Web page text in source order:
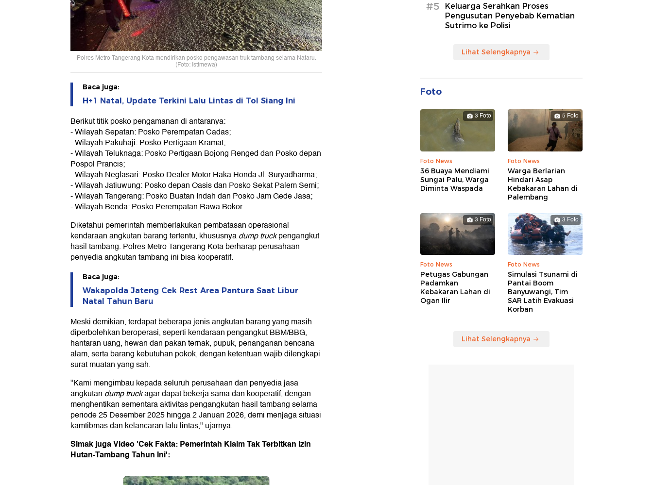
Polres Metro Tangerang Kota mendirikan posko pengawasan truk tambang selama Nataru.
(Foto: Istimewa)
Baca juga:
H+1 Natal, Update Terkini Lalu Lintas di Tol Siang Ini
Berikut titik posko pengamanan di antaranya:
- Wilayah Sepatan: Posko Perempatan Cadas;
- Wilayah Pakuhaji: Posko Pertigaan Kramat;
- Wilayah Teluknaga: Posko Pertigaan Bojong Renged dan Posko depan
Pospol Prancis;
- Wilayah Neglasari: Posko Dealer Motor Haka Honda Jl. Suryadharma;
- Wilayah Jatiuwung: Posko depan Oasis dan Posko Sekat Palem Semi;
- Wilayah Tangerang: Posko Buatan Indah dan Posko Jam Gede Jasa;
- Wilayah Benda: Posko Perempatan Rawa Bokor
Diketahui pemerintah memberlakukan pembatasan operasional
kendaraan angkutan barang tertentu, khususnyadump truckpengangkut
hasil tambang. Polres Metro Tangerang Kota berharap perusahaan
penyedia angkutan tambang ini bisa kooperatif.
Baca juga:
Wakapolda Jateng Cek Rest Area Pantura Saat Libur
Natal Tahun Baru
Meski demikian, terdapat beberapa jenis angkutan barang yang masih
diperbolehkan beroperasi, seperti kendaraan pengangkut BBM/BBG,
hantaran uang, hewan dan pakan ternak, pupuk, penanganan bencana
alam, serta barang kebutuhan pokok, dengan ketentuan wajib dilengkapi
surat muatan yang sah.
"Kami mengimbau kepada seluruh perusahaan dan penyedia jasa
angkutan dump truckagar dapat bekerja sama dan kooperatif, dengan
menghentikan sementara aktivitas pengangkutan hasil tambang selama
periode 25 Desember 2025 hingga 2 Januari 2026, demi menjaga situasi
kamtibmas dan kelancaran lalu lintas," ujarnya.
Simak juga Video 'Cek Fakta: Pemerintah Klaim Tak Terbitkan Izin
Hutan-Tambang Tahun Ini':
#5
Keluarga Serahkan Proses
Pengusutan Penyebab Kematian
Sutrimo ke Polisi
Lihat Selengkapnya
Foto
3 Foto
Foto News
36 Buaya Mendiami
Sungai Palu, Warga
Diminta Waspada
5 Foto
Foto News
Warga Berlarian
Hindari Asap
Kebakaran Lahan di
Palembang
3 Foto
Foto News
Petugas Gabungan
Padamkan
Kebakaran Lahan di
Ogan Ilir
3 Foto
Foto News
Simulasi Tsunami di
Pantai Boom
Banyuwangi, Tim
SAR Latih Evakuasi
Korban
Lihat Selengkapnya